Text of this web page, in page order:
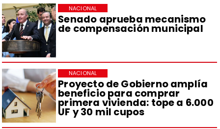
Senado aprueba mecanismo
de compensación municipal
NACIONAL
Proyecto de Gobierno amplía
beneficio para comprar
primera vivienda: tope a 6.000
UF y 30 mil cupos
NACIONAL